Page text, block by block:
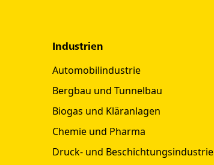
Industrien
Automobilindustrie
Bergbau und Tunnelbau
Biogas und Kläranlagen
Chemie und Pharma
Druck- und Beschichtungsindustrie